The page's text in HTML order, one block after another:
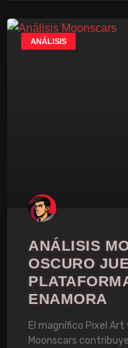
ANÁLISIS
ANÁLISIS
OSCURO
ENAMORA
El magnífico Pixel Art
Moonscars